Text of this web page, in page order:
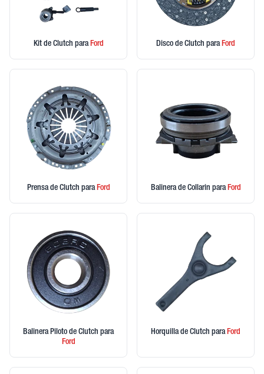
Kit de Clutch paraFord Disco de Clutch paraFord
Prensa de Clutch paraFord Balinera de Collarin paraFord
Balinera Piloto de Clutch para
Ford
Horquilla de Clutch paraFord